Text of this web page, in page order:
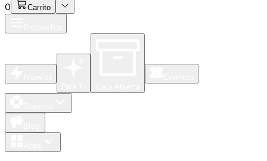
0 Carrito